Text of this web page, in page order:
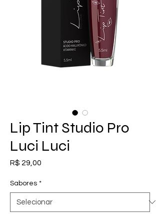
Lip Tint Studio Pro
Luci Luci
R$ 29,00
Sabores *